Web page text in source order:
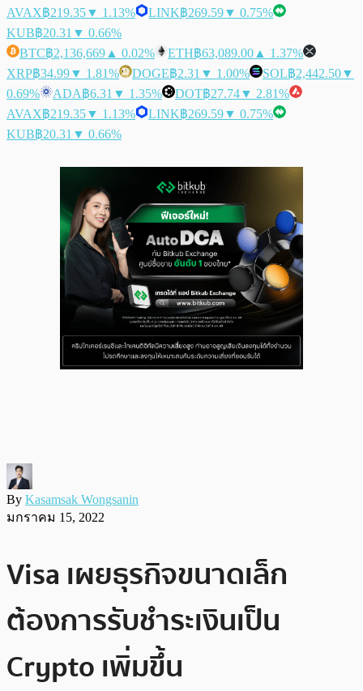
AVAX฿219.35▼ 1.13% LINK฿269.59▼ 0.75%
KUB฿20.31 ▼ 0.66%
BTC฿2,136,669 ▲ 0.02% ETH฿63,089.00 ▲ 1.37%
XRP฿34.99▼ 1.81% DOGE฿2.31 ▼ 1.00% SOL฿2,442.50▼
0.69%
ADA฿6.31 ▼ 1.35% DOT฿27.74▼ 2.81%
AVAX฿219.35▼ 1.13% LINK฿269.59▼ 0.75%
KUB฿20.31 ▼ 0.66%
By Kasamsak Wongsanin
มกราคม 15, 2022
Visa เผยธุรกิจขนาดเล็ก
ต้องการรับชำระเงินเป็น
Crypto เพิ่มขึ้น